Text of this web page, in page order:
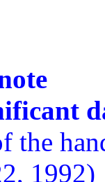
the
1992)